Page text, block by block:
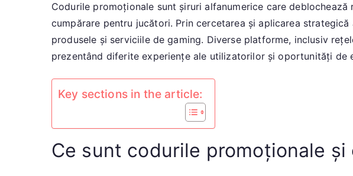
Codurile promoționale sunt șiruri alfanumerice care
cumpărare pentru jucători. Prin cercetarea și aplicarea
produsele și serviciile de gaming. Diverse platforme, inclusiv
prezentând diferite experiențe ale utilizatorilor și oportunități de
Key sections in the article:
Ce sunt codurile promoționale